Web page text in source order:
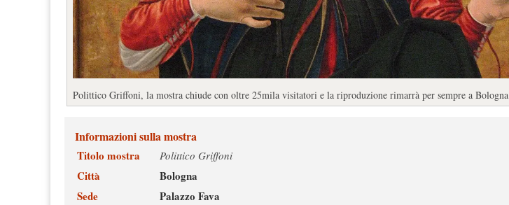
Polittico Griffoni, la mostra chiude con oltre 25mila visitatori e la riproduzione rimarrà per sempre a Bologna
Informazioni sulla mostra
Titolo mostra Polittico Griffoni
Città
Bologna
Sede
Palazzo Fava